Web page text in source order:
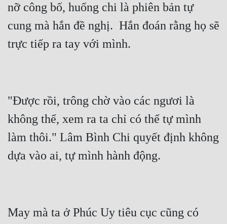
nỡ công bố, huống chi là phiên bản tự
cung mà hắn đề nghị.  Hắn đoán rằng họ sẽ
"Được rồi, trông chờ vào các ngươi là
không thể, xem ra ta chỉ có thể tự mình
làm thôi." Lâm Bình Chi quyết định không
May mà ta ở Phúc Uy tiêu cục cũng có